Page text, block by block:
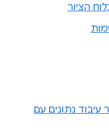
הציור
נתונים עם